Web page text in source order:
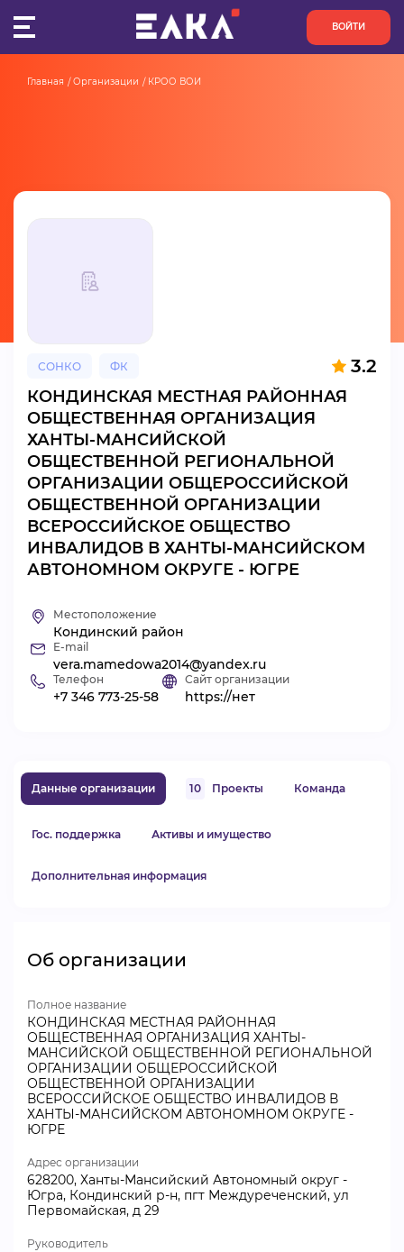
ВОЙТИ
ОРГАНИЗАЦИИ
ПРОЕКТЫ
ВИДЕОКУРСЫ
ВОЙТИ
Главная Организации КРОО ВОИ
СОНКО ФК 3.2
КОНДИНСКАЯ МЕСТНАЯ РАЙОННАЯ
ОБЩЕСТВЕННАЯ ОРГАНИЗАЦИЯ
ХАНТЫ-МАНСИЙСКОЙ
ОБЩЕСТВЕННОЙ РЕГИОНАЛЬНОЙ
ОРГАНИЗАЦИИ ОБЩЕРОССИЙСКОЙ
ОБЩЕСТВЕННОЙ ОРГАНИЗАЦИИ
ВСЕРОССИЙСКОЕ ОБЩЕСТВО
ИНВАЛИДОВ В ХАНТЫ-МАНСИЙСКОМ
АВТОНОМНОМ ОКРУГЕ - ЮГРЕ
Местоположение
Кондинский район
E-mail
vera.mamedowa2014@yandex.ru
Телефон
+7 346 773-25-58
Сайт организации
https://нет
Данные организации 10 Проекты Команда
Гос. поддержка Активы и имущество
Дополнительная информация
Об организации
Полное название
КОНДИНСКАЯ МЕСТНАЯ РАЙОННАЯ
ОБЩЕСТВЕННАЯ ОРГАНИЗАЦИЯ ХАНТЫ-
МАНСИЙСКОЙ ОБЩЕСТВЕННОЙ РЕГИОНАЛЬНОЙ
ОРГАНИЗАЦИИ ОБЩЕРОССИЙСКОЙ
ОБЩЕСТВЕННОЙ ОРГАНИЗАЦИИ
ВСЕРОССИЙСКОЕ ОБЩЕСТВО ИНВАЛИДОВ В
ХАНТЫ-МАНСИЙСКОМ АВТОНОМНОМ ОКРУГЕ -
ЮГРЕ
Адрес организации
628200, Ханты-Мансийский Автономный округ -
Югра, Кондинский р-н, пгт Междуреченский, ул
Первомайская, д 29
Руководитель